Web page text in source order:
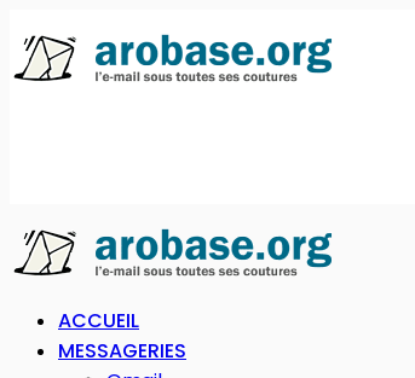
ACCUEIL
MESSAGERIES